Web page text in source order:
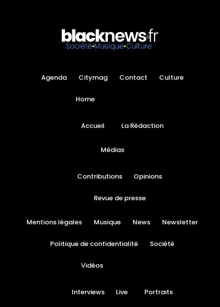
Agenda Citymag Contact Culture
Home
Accueil La Rédaction
Médias
Contributions Opinions
Revue de presse
Mentions légales Musique News Newsletter
Politique de confidentialité Société
Vidéos
Interviews Live Portraits